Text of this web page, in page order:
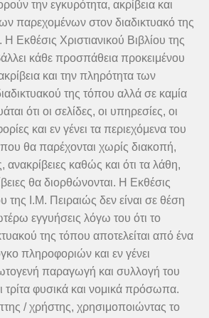
την εγκυρότητα, ακρίβεια και
παρεχομένων στον διαδικτυακό της
Εκθέσις Χριστιανικού Βιβλίου της
κάθε προσπάθεια προκειμένου
και την πληρότητα των
της τόπου αλλά σε καμία
ότι οι σελίδες, οι υπηρεσίες, οι
και εν γένει τα περιεχόμενα του
θα παρέχονται χωρίς διακοπή,
ανακρίβειες καθώς και ότι τα λάθη,
θα διορθώνονται. Η Εκθέσις
της Ι.Μ. Πειραιώς δεν είναι σε θέση
εγγυήσεις λόγω του ότι το
της τόπου αποτελείται από ένα
πληροφοριών και εν γένει
παραγωγή και συλλογή του
τρίτα φυσικά και νομικά πρόσωπα.
/ χρήστης, χρησιμοποιώντας το